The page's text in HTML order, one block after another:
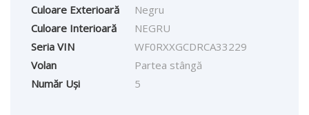
Culoare Exterioară
Negru
Culoare Interioară
NEGRU
Seria VIN
WF0RXXGCDRCA33229
Volan
Partea stângă
Număr Uși
5